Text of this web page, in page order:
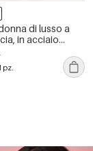
di lusso a
in acciaio
color
fai-da-te.
pz.